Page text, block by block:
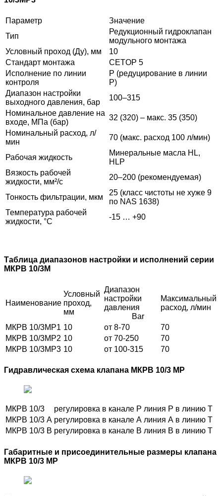
Параметр
Значение
Тип
Редукционный гидроклапан
модульного монтажа
Условный проход (Ду), мм
10
Стандарт монтажа
CETOP 5
Исполнение по линии
контроля
P (редуцирование в линии
P)
Диапазон настройки
выходного давления, бар
100–315
Номинальное давление на
входе, МПа (бар)
32 (320) – макс. 35 (350)
Номинальный расход, л/
мин
70 (макс. расход 100 л/мин)
Рабочая жидкость
Минеральные масла HL,
HLP
Вязкость рабочей
жидкости, мм²/с
20–200 (рекомендуемая)
Тонкость фильтрации, мкм
25 (класс чистоты не хуже 9
по NAS 1638)
Температура рабочей
жидкости, °С
-15 … +90
Таблица диапазонов настройки и исполнений серии
МКРВ 10/3М
Наименование
Условный
проход,
мм
Диапазон
настройки
давления
Bar
Максимальный
расход, л/мин
МКРВ 10/3МР1 10 от 8-70
70
МКРВ 10/3МР2 10 от 70-250
70
МКРВ 10/3МР3 10 от 100-315 70
Гидравлическая схема клапана МКРВ 10/3 МР
МКРВ 10/3 регулировка в канале P линия P в линию Т
МКРВ 10/3 А регулировка в канале А линия А в линию Т
МКРВ 10/3 В регулировка в канале В линия В в линию Т
Габаритные и присоединительные размеры клапана
МКРВ 10/3 МР